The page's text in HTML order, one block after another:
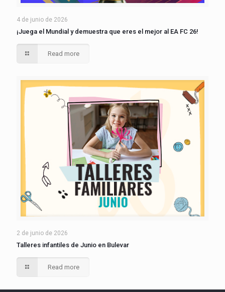
4 de junio de 2026
¡Juega el Mundial y demuestra que eres el mejor al EA FC 26!
Read more
2 de junio de 2026
Talleres infantiles de Junio en Bulevar
Read more